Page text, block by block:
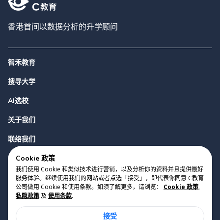
香港首间以数据分析的升学顾问
智禾教育
搜寻大学
AI选校
关于我们
联络我们
版权 2023 Cyclopes® •
使用条款
Cookie 政策
我们使用 Cookie 和类似技术进行营销，以及分析你的资料并且提供最好
服务体验。继续使用我们的网站或者点选「接受」，即代表你同意 C教育
公司做用 Cookie 和使用条款。如须了解更多，请浏览：
Cookie 政策,
私隐政策及 使用条款.
接受